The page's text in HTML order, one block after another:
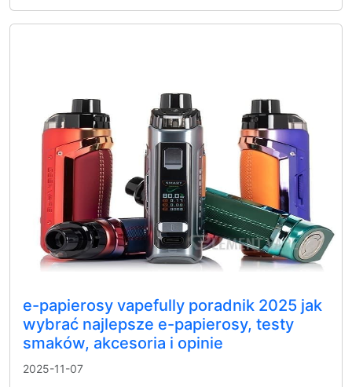
e-papierosy vapefully poradnik 2025 jak
wybrać najlepsze e-papierosy, testy
smaków, akcesoria i opinie
2025-11-07